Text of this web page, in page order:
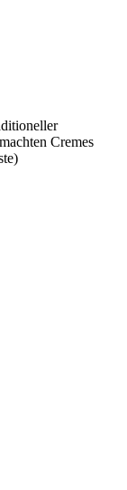
Cremes